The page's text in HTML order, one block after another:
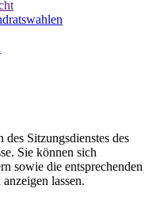
Sitzungsdienstes des
Sie können sich
sowie die entsprechenden
lassen.